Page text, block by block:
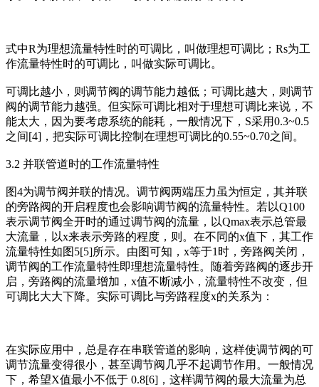
式中R为理想流量特性时的可调比，叫做理想可调比；Rs为工
作流量特性时的可调比，叫做实际可调比。
可调比越小，则调节阀的调节能力越低；可调比越大，则调节
阀的调节能力越强。但实际可调比相对于理想可调比来说，不
能太大，因为要考虑系统的能耗，一般情况下，S采用0.3~0.5
之间[4]，把实际可调比控制在理想可调比的0.55~0.70之间。
3.2 并联管道时的工作流量特性
图4为调节阀并联的情况。调节阀两端压力虽为恒定，其并联
的旁路阀的开启程度也会影响调节阀的流量特性。若以Q100
表示调节阀全开时的通过调节阀的流量，以Qmax表示总管最
大流量，以x来表示旁路的程度，则。在不同的x值下，其工作
流量特性如图5[5]所示。由图可知，x等于1时，旁路阀关闭，
调节阀的工作流量特性即理想流量特性。随着旁路阀的逐步开
启，旁路阀的流量增加，x值不断减小，流量特性不改变，但
可调比大大下降。实际可调比与旁路程度x的关系为：
在实际应用中，总是存在串联管道的影响，这样使调节阀的可
调节流量变得很小，甚至调节阀几乎不起调节作用。一般情况
下，希望X值最小不低于 0.8[6]，这样调节阀的最大流量为总